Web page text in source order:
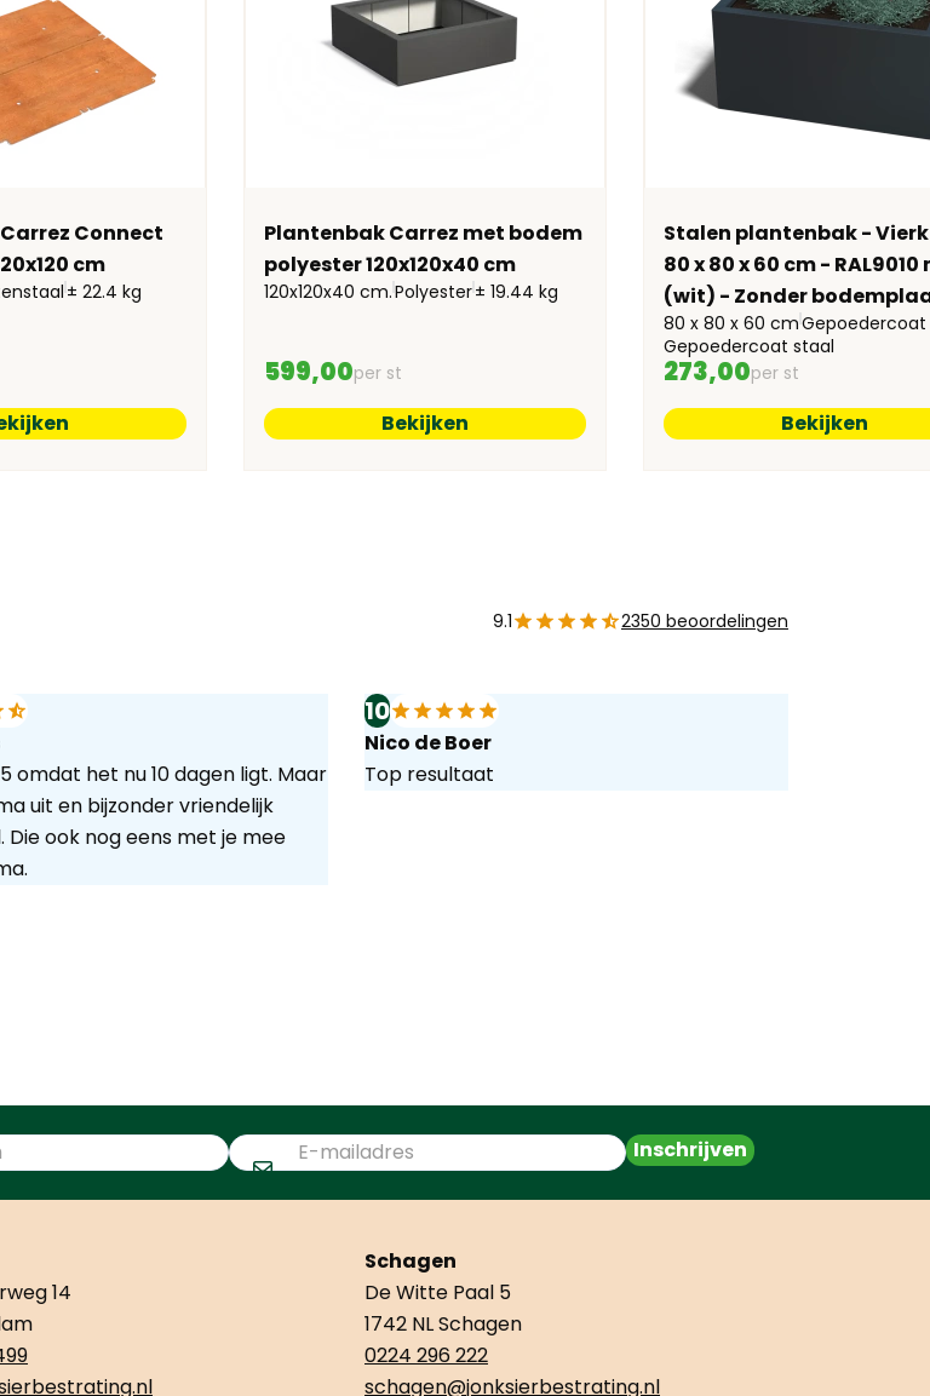
Connect
cm
± 22.4 kg
Plantenbak Carrez met bodem
polyester 120x120x40 cm
120x120x40 cm.Polyester± 19.44 kg
599,00per st
Bekijken
Stalen plantenbak -
80 x 80 x 60 cm -
(wit) - Zonder
80 x 80 x 60 cm
Gepoedercoat staal
273,00per st
Bekijken
9.1 2350 beoordelingen
omdat het nu 10 dagen ligt. Maar
uit en bijzonder vriendelijk
Die ook nog eens met je mee
10
Nico de Boer
Top resultaat
Inschrijven
14
Schagen
De Witte Paal 5
1742 NL Schagen
0224 296 222
schagen@jonksierbestrating.nl